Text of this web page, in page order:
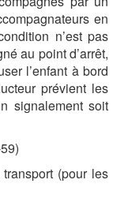
en
n’est pas
au point d’arrêt,
l’enfant à bord
prévient les
signalement soit
(pour les